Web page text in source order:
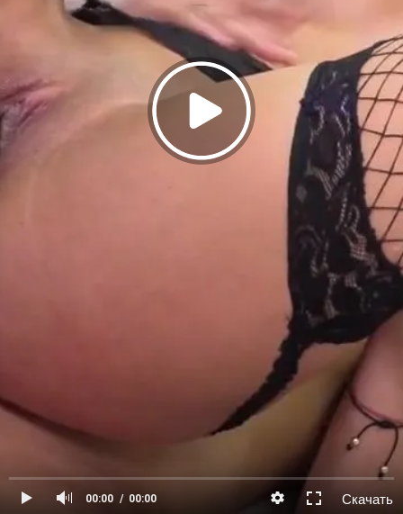
00:00 00:00 Скачать